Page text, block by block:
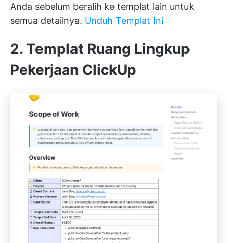
Anda sebelum beralih ke templat lain untuk
semua detailnya. Unduh Templat Ini
2. Templat Ruang Lingkup
Pekerjaan ClickUp